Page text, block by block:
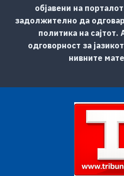
објавени на
задолжително да
политика на сајтот.
одговорност за
нивните